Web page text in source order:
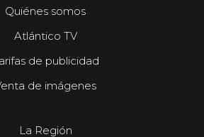
Quiénes somos
Atlántico TV
de publicidad
de imágenes
La Región